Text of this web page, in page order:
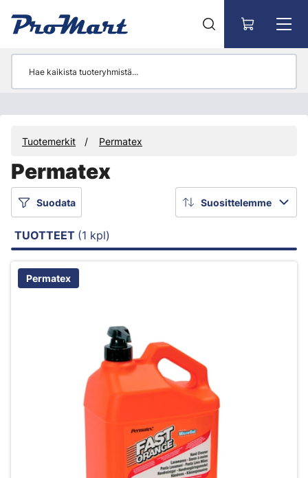
Tuotemerkit Permatex
Permatex
Suodata Suosittelemme
TUOTTEET (1 kpl)
Permatex